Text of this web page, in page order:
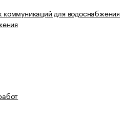
для водоснабжения